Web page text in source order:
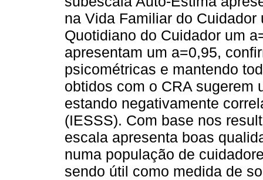
na Vida Familiar do
Quotidiano do Cuidador um
apresentam um a=0,95,
psicométricas e mantendo
obtidos com o CRA sugerem
estando negativamente
(IESSS). Com base nos
escala apresenta boas
numa população de
sendo útil como medida de